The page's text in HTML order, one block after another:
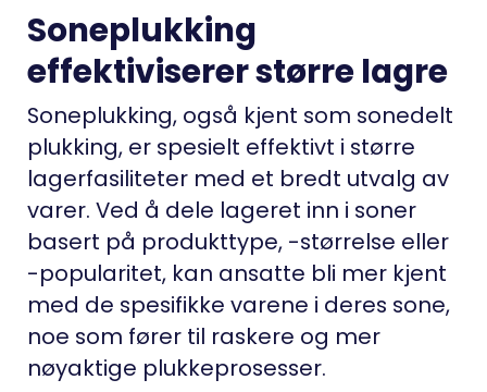
Soneplukking
effektiviserer større lagre
Soneplukking, også kjent som sonedelt
plukking, er spesielt effektivt i større
lagerfasiliteter med et bredt utvalg av
varer. Ved å dele lageret inn i soner
basert på produkttype, -størrelse eller
-popularitet, kan ansatte bli mer kjent
med de spesifikke varene i deres sone,
noe som fører til raskere og mer
nøyaktige plukkeprosesser.